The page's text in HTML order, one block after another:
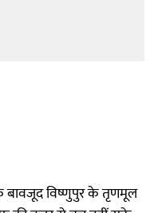
बावजूद विष्णुपुर के तृणमूल